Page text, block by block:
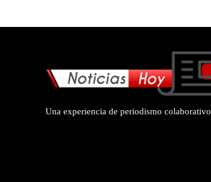
Una experiencia de periodismo colaborativo